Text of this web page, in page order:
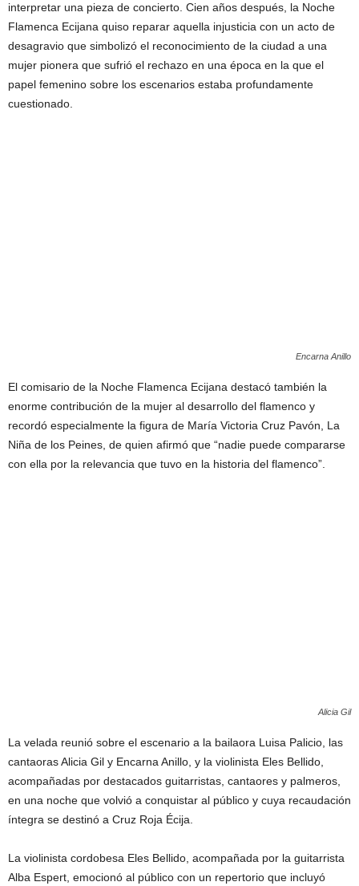
interpretar una pieza de concierto. Cien años después, la Noche
Flamenca Ecijana quiso reparar aquella injusticia con un acto de
desagravio que simbolizó el reconocimiento de la ciudad a una
mujer pionera que sufrió el rechazo en una época en la que el
papel femenino sobre los escenarios estaba profundamente
cuestionado.
Encarna Anillo
El comisario de la Noche Flamenca Ecijana destacó también la
enorme contribución de la mujer al desarrollo del flamenco y
recordó especialmente la figura de María Victoria Cruz Pavón, La
Niña de los Peines, de quien afirmó que “nadie puede compararse
con ella por la relevancia que tuvo en la historia del flamenco”.
Alicia Gil
La velada reunió sobre el escenario a la bailaora Luisa Palicio, las
cantaoras Alicia Gil y Encarna Anillo, y la violinista Eles Bellido,
acompañadas por destacados guitarristas, cantaores y palmeros,
en una noche que volvió a conquistar al público y cuya recaudación
íntegra se destinó a Cruz Roja Écija.
La violinista cordobesa Eles Bellido, acompañada por la guitarrista
Alba Espert, emocionó al público con un repertorio que incluyó